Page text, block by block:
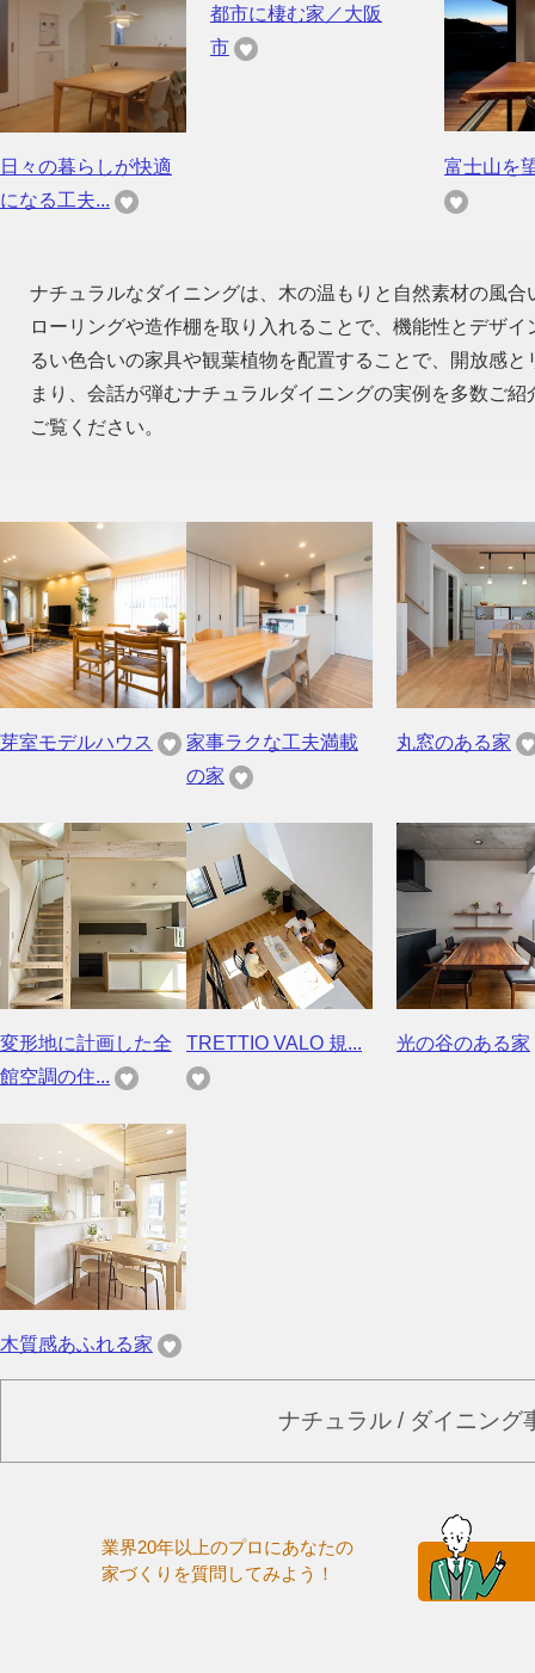
日々の暮らしが快適
になる工夫...
都市に棲む家／大阪
市
富士山を
ナチュラルなダイニングは、木の温もりと自然素材の風
ローリングや造作棚を取り入れることで、機能性とデザ
るい色合いの家具や観葉植物を配置することで、開放感
まり、会話が弾むナチュラルダイニングの実例を多数ご
ご覧ください。
芽室モデルハウス
家事ラクな工夫満載
の家
丸窓のある家
変形地に計画した全
館空調の住...
TRETTIO VALO 規... 光の谷のある家
木質感あふれる家
ナチュラル / ダイニング
業界20年以上のプロにあなたの
家づくりを質問してみよう！